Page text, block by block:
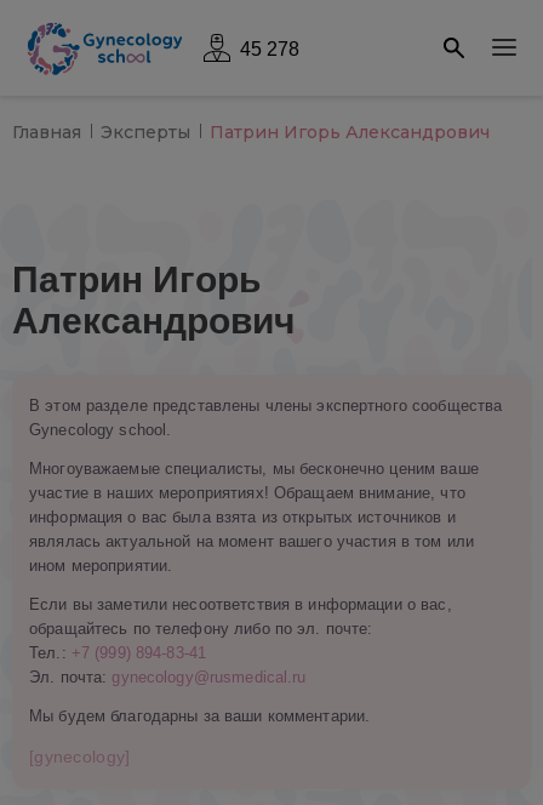
45 278
Главная Эксперты Патрин Игорь Александрович
Патрин Игорь
Александрович
В этом разделе представлены члены экспертного сообщества
Gynecology school.
Многоуважаемые специалисты, мы бесконечно ценим ваше
участие в наших мероприятиях! Обращаем внимание, что
информация о вас была взята из открытых источников и
являлась актуальной на момент вашего участия в том или
ином мероприятии.
Если вы заметили несоответствия в информации о вас,
обращайтесь по телефону либо по эл. почте:
Тел.: +7 (999) 894-83-41
Эл. почта: gynecology@rusmedical.ru
Мы будем благодарны за ваши комментарии.
[gynecology]